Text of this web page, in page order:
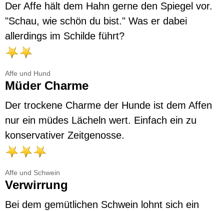
Der Affe hält dem Hahn gerne den Spiegel vor.
"Schau, wie schön du bist." Was er dabei
allerdings im Schilde führt?
Affe und Hund
Müder Charme
Der trockene Charme der Hunde ist dem Affen
nur ein müdes Lächeln wert. Einfach ein zu
konservativer Zeitgenosse.
Affe und Schwein
Verwirrung
Bei dem gemütlichen Schwein lohnt sich ein